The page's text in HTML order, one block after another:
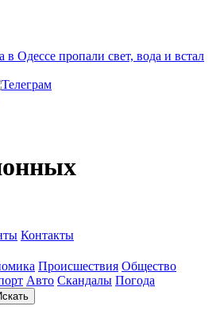
в Одессе пропали свет, вода и встал
Контакты
Происшествия Общество
Авто Скандалы Погода